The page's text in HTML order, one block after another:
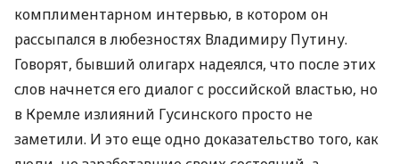
комплиментарном интервью, в котором он
рассыпался в любезностях Владимиру Путину.
Говорят, бывший олигарх надеялся, что после этих
слов начнется его диалог с российской властью, но
в Кремле излияний Гусинского просто не
заметили. И это еще одно доказательство того, как